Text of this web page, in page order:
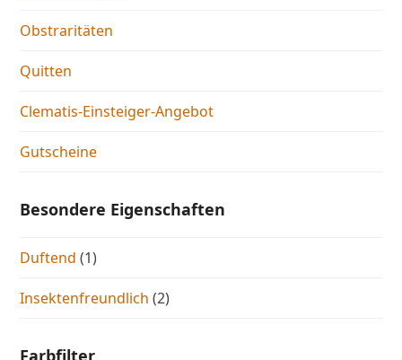
Obstraritäten
Quitten
Clematis-Einsteiger-Angebot
Gutscheine
Besondere Eigenschaften
Duftend (1)
Insektenfreundlich (2)
Farbfilter